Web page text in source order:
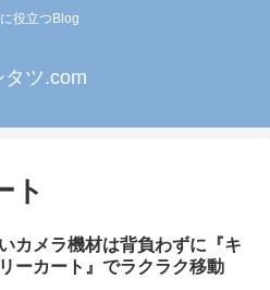
役立つBlog
タツ.com
ト
カメラ機材は背負わずに『キ
ーカート』でラクラク移動